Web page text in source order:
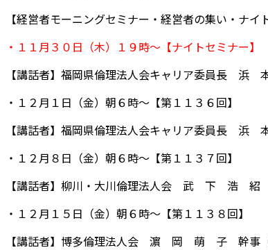
【経営者モーニングセミナー・経営者の集い・ナイ
・１１月３０日（木）１９時～【ナイトセミナー】
【講話者】福岡県倫理法人会キャリア委員長
・１２月１日（金）朝６時～【第１１３６回】
【講話者】福岡県倫理法人会キャリア委員長
・１２月８日（金）朝６時～【第１１３７回】
【講話者】柳川・大川倫理法人会 武 下 浩
・１２月１５日（金）朝６時～【第１１３８回】
【講話者】博多倫理法人会 濵 岡 萌 子 幹事（